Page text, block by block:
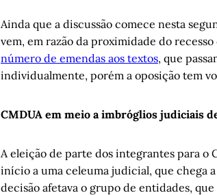
Ainda que a discussão comece nesta
vem, em razão da proximidade do
número de emendas aos textos, que
individualmente, porém a oposição tem
CMDUA em meio a imbróglios judiciais
A eleição de parte dos integrantes para o
início a uma celeuma judicial, que chega
decisão afetava o grupo de entidades,